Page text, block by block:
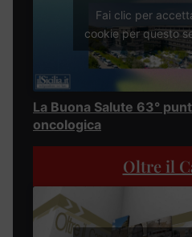
Fai clic per
cookie per questo
La Buona Salute 63°
oncologica
Oltre il